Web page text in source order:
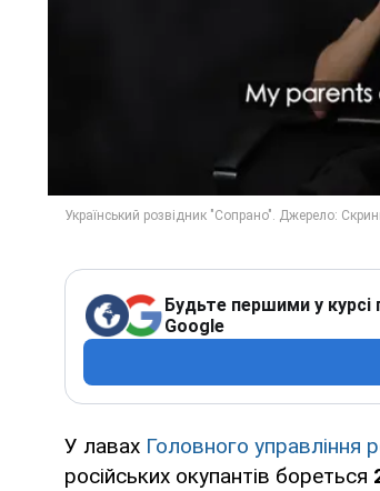
Будьте першими у курсі
Google
У лавах Головного управління
російських окупантів бореться